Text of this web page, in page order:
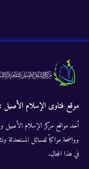
موقع فتاوى الإسلام الأصيل :
أحد مواقع مركز الإسلام الأصيل
وواضحة مواكباً للمسائل
في هذا المجال.